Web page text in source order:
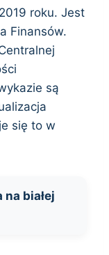
roku. Jest
Finansów.
są
się to w
białej